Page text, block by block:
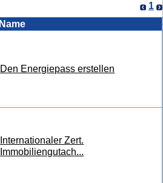
1
Name
Den Energiepass erstellen
Internationaler Zert.
Immobiliengutach...